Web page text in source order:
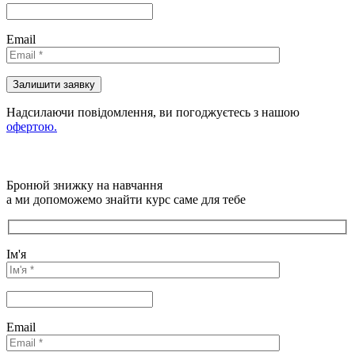
Email
Надсилаючи повідомлення, ви погоджуєтесь з нашою
офертою.
Бронюй знижку на навчання
а ми допоможемо знайти курс саме для тебе
Ім'я
Email